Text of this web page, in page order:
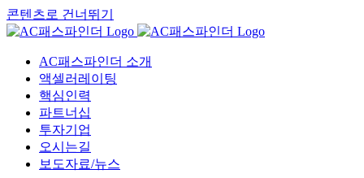
콘텐츠로 건너뛰기
AC패스파인더 소개
액셀러레이팅
핵심인력
파트너십
투자기업
오시는길
보도자료/뉴스